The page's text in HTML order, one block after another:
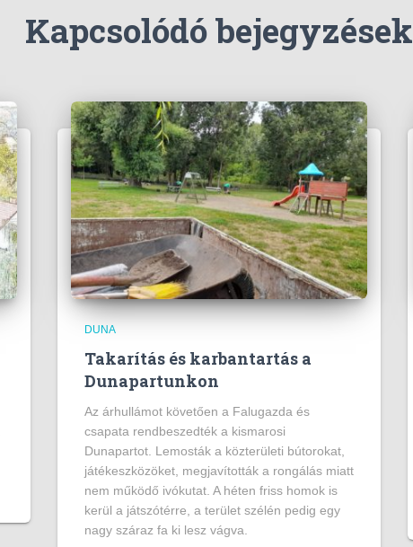
Kapcsolódó bejegyzések
DUNA
Takarítás és karbantartás a
Dunapartunkon
Az árhullámot követően a Falugazda és
csapata rendbeszedték a kismarosi
Dunapartot. Lemosták a közterületi bútorokat,
játékeszközöket, megjavították a rongálás miatt
nem működő ivókutat. A héten friss homok is
kerül a játszótérre, a terület szélén pedig egy
nagy száraz fa ki lesz vágva.